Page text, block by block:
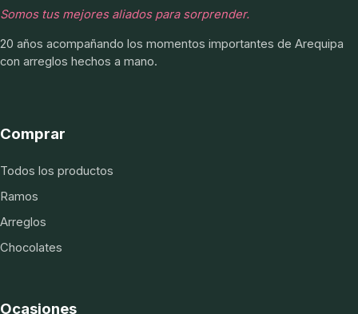
Somos tus mejores aliados para sorprender.
20 años acompañando los momentos importantes de Arequipa
con arreglos hechos a mano.
Comprar
Todos los productos
Ramos
Arreglos
Chocolates
Ocasiones